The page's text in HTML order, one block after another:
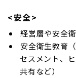
<安全>
経営層や安全
安全衛生教育
セスメント、
共有など）